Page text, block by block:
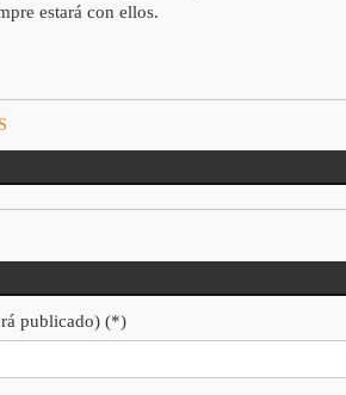
estará con ellos.
publicado) (*)